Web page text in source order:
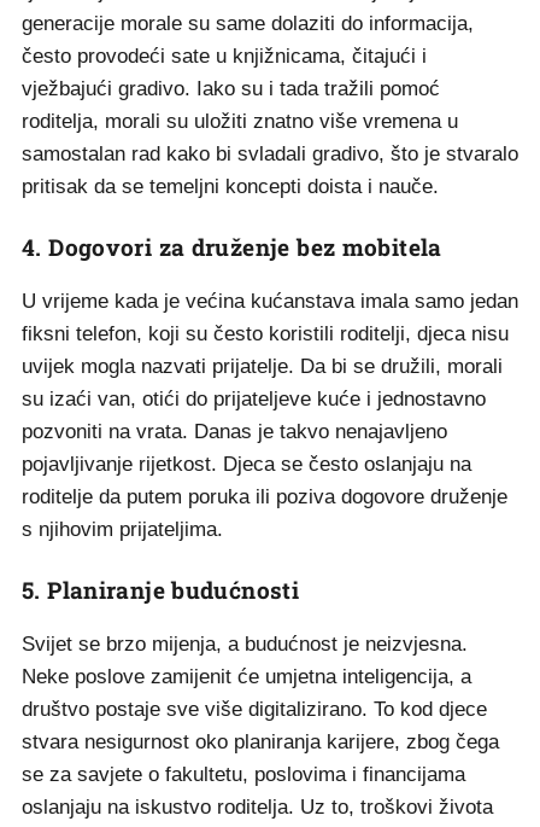
generacije morale su same dolaziti do informacija,
često provodeći sate u knjižnicama, čitajući i
vježbajući gradivo. Iako su i tada tražili pomoć
roditelja, morali su uložiti znatno više vremena u
samostalan rad kako bi svladali gradivo, što je stvaralo
pritisak da se temeljni koncepti doista i nauče.
4. Dogovori za druženje bez mobitela
U vrijeme kada je većina kućanstava imala samo jedan
fiksni telefon, koji su često koristili roditelji, djeca nisu
uvijek mogla nazvati prijatelje. Da bi se družili, morali
su izaći van, otići do prijateljeve kuće i jednostavno
pozvoniti na vrata. Danas je takvo nenajavljeno
pojavljivanje rijetkost. Djeca se često oslanjaju na
roditelje da putem poruka ili poziva dogovore druženje
s njihovim prijateljima.
5. Planiranje budućnosti
Svijet se brzo mijenja, a budućnost je neizvjesna.
Neke poslove zamijenit će umjetna inteligencija, a
društvo postaje sve više digitalizirano. To kod djece
stvara nesigurnost oko planiranja karijere, zbog čega
se za savjete o fakultetu, poslovima i financijama
oslanjaju na iskustvo roditelja. Uz to, troškovi života